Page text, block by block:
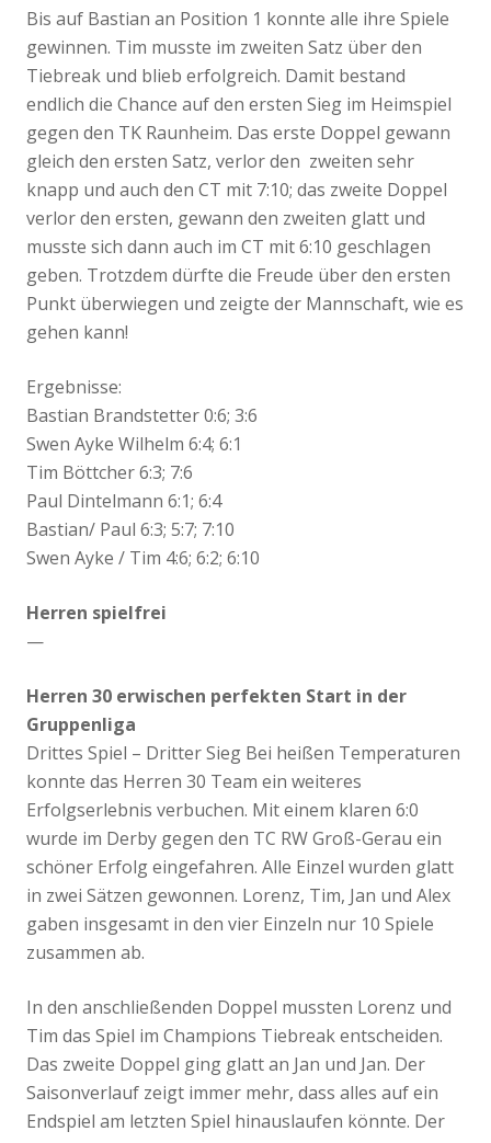
Bis auf Bastian an Position 1 konnte alle ihre Spiele
gewinnen. Tim musste im zweiten Satz über den
Tiebreak und blieb erfolgreich. Damit bestand
endlich die Chance auf den ersten Sieg im Heimspiel
gegen den TK Raunheim. Das erste Doppel gewann
gleich den ersten Satz, verlor den zweiten sehr
knapp und auch den CT mit 7:10; das zweite Doppel
verlor den ersten, gewann den zweiten glatt und
musste sich dann auch im CT mit 6:10 geschlagen
geben. Trotzdem dürfte die Freude über den ersten
Punkt überwiegen und zeigte der Mannschaft, wie es
gehen kann!
Ergebnisse:
Bastian Brandstetter 0:6; 3:6
Swen Ayke Wilhelm 6:4; 6:1
Tim Böttcher 6:3; 7:6
Paul Dintelmann 6:1; 6:4
Bastian/ Paul 6:3; 5:7; 7:10
Swen Ayke / Tim 4:6; 6:2; 6:10
Herren spielfrei
—
Herren 30 erwischen perfekten Start in der
Gruppenliga
Drittes Spiel – Dritter Sieg Bei heißen Temperaturen
konnte das Herren 30 Team ein weiteres
Erfolgserlebnis verbuchen. Mit einem klaren 6:0
wurde im Derby gegen den TC RW Groß-Gerau ein
schöner Erfolg eingefahren. Alle Einzel wurden glatt
in zwei Sätzen gewonnen. Lorenz, Tim, Jan und Alex
gaben insgesamt in den vier Einzeln nur 10 Spiele
zusammen ab.
In den anschließenden Doppel mussten Lorenz und
Tim das Spiel im Champions Tiebreak entscheiden.
Das zweite Doppel ging glatt an Jan und Jan. Der
Saisonverlauf zeigt immer mehr, dass alles auf ein
Endspiel am letzten Spiel hinauslaufen könnte. Der